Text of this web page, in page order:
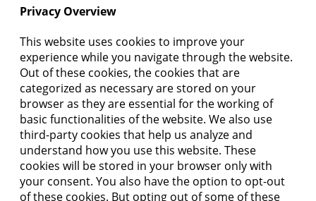
Privacy Overview
This website uses cookies to improve your
experience while you navigate through the website.
Out of these cookies, the cookies that are
categorized as necessary are stored on your
browser as they are essential for the working of
basic functionalities of the website. We also use
third-party cookies that help us analyze and
understand how you use this website. These
cookies will be stored in your browser only with
your consent. You also have the option to opt-out
of these cookies. But opting out of some of these